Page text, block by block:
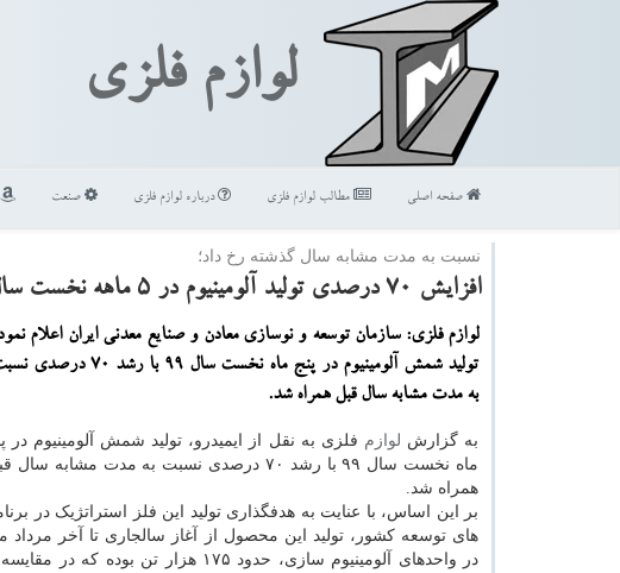
لوازم فلزی
صفحه اصلی مطالب لوازم فلزی درباره لوازم فلزی صنعت
نسبت به مدت مشابه سال گذشته رخ داد؛
افزایش ۷۰ درصدی تولید آلومینیوم در ۵ ماهه نخست سال جاری
لوازم فلزی: سازمان توسعه و نوسازی معادن و صنایع معدنی ایران اعلام
تولید شمش آلومینیوم در پنج ماه نخست سال ۹۹ با رشد ۷۰
به مدت مشابه سال قبل همراه شد.
به گزارش لوازم فلزی به نقل از ایمیدرو، تولید شمش آلومینیوم در
ماه نخست سال ۹۹ با رشد ۷۰ درصدی نسبت به مدت مشابه سال
همراه شد.
بر این اساس، با عنایت به هدفگذاری تولید این فلز استراتژیک در
های توسعه کشور، تولید این محصول از آغاز سالجاری تا آخر مرداد
در واحدهای آلومینیوم سازی، حدود ۱۷۵ هزار تن بوده که در